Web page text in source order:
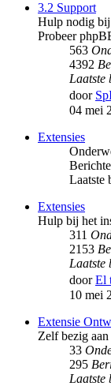
3.2 Support
Hulp nodig bij
Probeer
563
4392
Laatste
door
04 mei
Extensies
Laatste
Extensies
Hulp bij het
311
2153
Laatste
doorEl
10 mei
Extensie
Zelf bezig
33
295
Laatste